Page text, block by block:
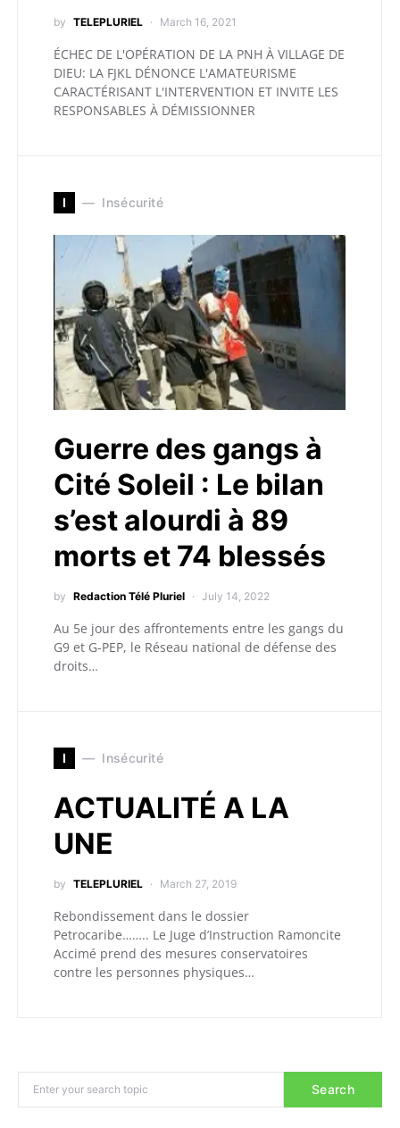
by TELEPLURIEL March 16, 2021
ÉCHEC DE L'OPÉRATION DE LA PNH À VILLAGE DE
DIEU: LA FJKL DÉNONCE L'AMATEURISME
CARACTÉRISANT L'INTERVENTION ET INVITE LES
RESPONSABLES À DÉMISSIONNER
I Insécurité
Guerre des gangs à
Cité Soleil : Le bilan
s’est alourdi à 89
morts et 74 blessés
by Redaction Télé Pluriel July 14, 2022
Au 5e jour des affrontements entre les gangs du
G9 et G-PEP, le Réseau national de défense des
droits…
I Insécurité
ACTUALITÉ A LA
UNE
by TELEPLURIEL March 27, 2019
Rebondissement dans le dossier
Petrocaribe…….. Le Juge d’Instruction Ramoncite
Accimé prend des mesures conservatoires
contre les personnes physiques…
Search